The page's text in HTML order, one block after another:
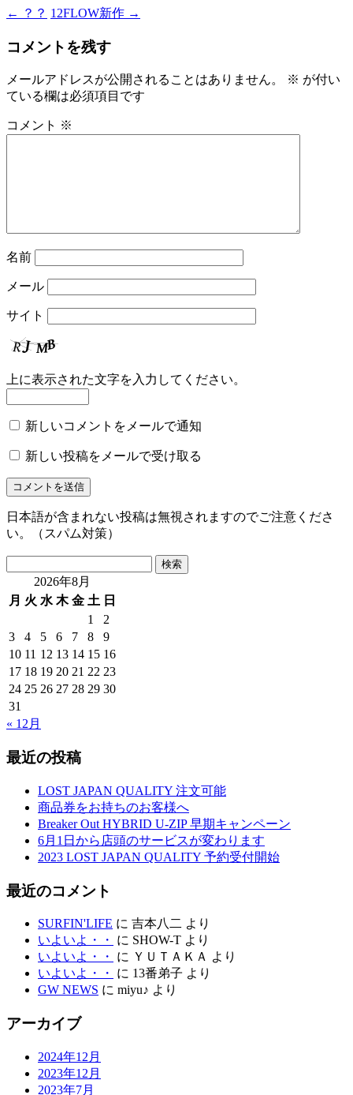
← ？？ 12FLOW新作 →
コメントを残す
メールアドレスが公開されることはありません。 ※ が付い
ている欄は必須項目です
コメント ※
名前
メール
サイト
上に表示された文字を入力してください。
新しいコメントをメールで通知
新しい投稿をメールで受け取る
日本語が含まれない投稿は無視されますのでご注意くださ
い。（スパム対策）
2026年8月
月 火 水 木 金 土 日
1
2
3
4 5 6 7 8
9
10 11 12 13 14 15 16
17 18 19 20 21 22 23
24 25 26 27 28 29 30
31
« 12月
最近の投稿
LOST JAPAN QUALITY 注文可能
商品券をお持ちのお客様へ
Breaker Out HYBRID U-ZIP 早期キャンペーン
6月1日から店頭のサービスが変わります
2023 LOST JAPAN QUALITY 予約受付開始
最近のコメント
SURFIN'LIFE に 吉本八二 より
いよいよ・・
に SHOW-T より
いよいよ・・
に ＹＵＴＡＫＡ より
いよいよ・・
に 13番弟子 より
GW NEWS に miyu♪ より
アーカイブ
2024年12月
2023年12月
2023年7月